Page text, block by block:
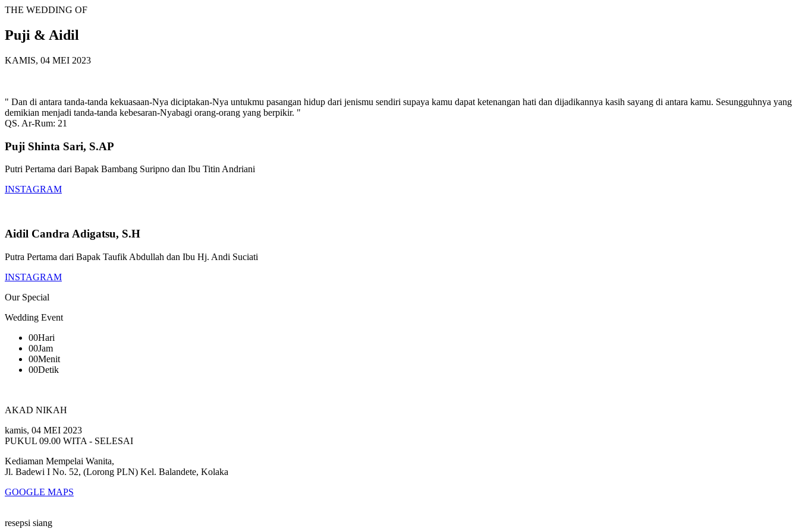
THE WEDDING OF
Puji & Aidil
KAMIS, 04 MEI 2023
" Dan di antara tanda-tanda kekuasaan-Nya diciptakan-Nya untukmu pasangan hidup dari jenismu sendiri supaya kamu dapat ketenangan hati dan dijadikannya kasih sayang di antara kamu. Sesungguhnya yang
demikian menjadi tanda-tanda kebesaran-Nyabagi orang-orang yang berpikir. "
QS. Ar-Rum: 21
Puji Shinta Sari, S.AP
Putri Pertama dari Bapak Bambang Suripno dan Ibu Titin Andriani
INSTAGRAM
Aidil Candra Adigatsu, S.H
Putra Pertama dari Bapak Taufik Abdullah dan Ibu Hj. Andi Suciati
INSTAGRAM
Our Special
Wedding Event
00Hari
00Jam
00Menit
00Detik
AKAD NIKAH
kamis, 04 MEI 2023
PUKUL 09.00 WITA - SELESAI
Kediaman Mempelai Wanita,
Jl. Badewi I No. 52, (Lorong PLN) Kel. Balandete, Kolaka
GOOGLE MAPS
resepsi siang